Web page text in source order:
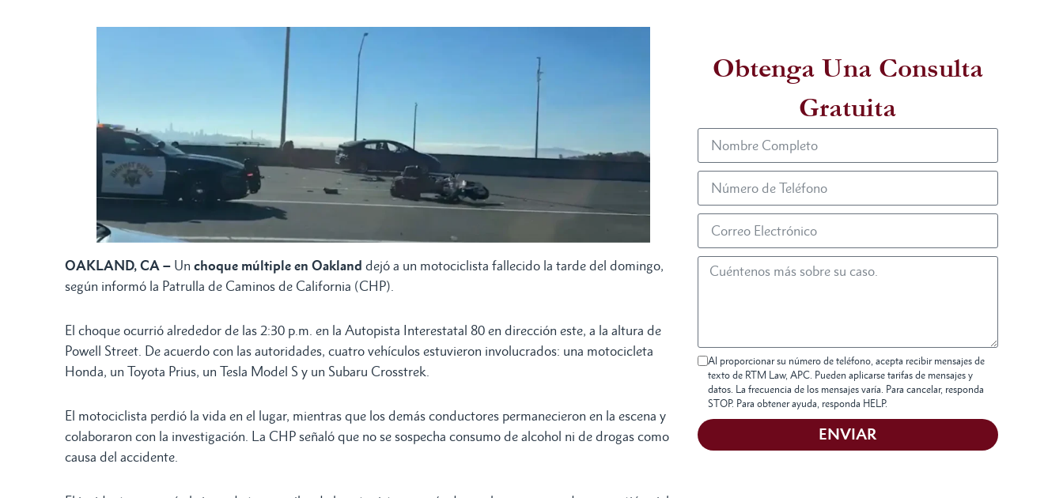
OAKLAND, CA – Un choque múltiple en Oakland dejó a un motociclista fallecido la tarde del domingo,
según informó la Patrulla de Caminos de California (CHP).
El choque ocurrió alrededor de las 2:30 p.m. en la Autopista Interestatal 80 en dirección este, a la altura de
Powell Street. De acuerdo con las autoridades, cuatro vehículos estuvieron involucrados: una motocicleta
Honda, un Toyota Prius, un Tesla Model S y un Subaru Crosstrek.
El motociclista perdió la vida en el lugar, mientras que los demás conductores permanecieron en la escena y
colaboraron con la investigación. La CHP señaló que no se sospecha consumo de alcohol ni de drogas como
causa del accidente.
Obtenga Una Consulta
Gratuita
Al proporcionar su número de teléfono, acepta recibir mensajes de
texto de RTM Law, APC. Pueden aplicarse tarifas de mensajes y
datos. La frecuencia de los mensajes varía. Para cancelar, responda
STOP. Para obtener ayuda, responda HELP.
ENVIAR